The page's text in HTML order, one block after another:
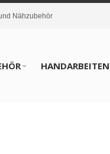
Nähzubehör
HANDARBEITEN